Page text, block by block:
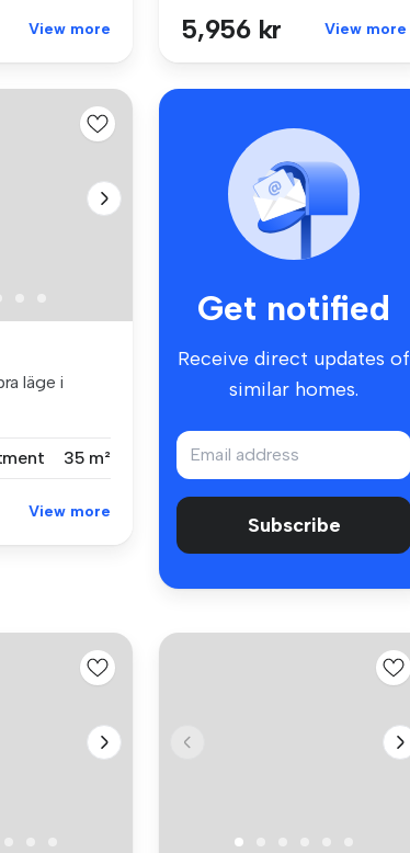
View more 5,956 kr View more
läge i
35 m²
View more
Get notified
Receive direct updates of
similar homes.
Subscribe